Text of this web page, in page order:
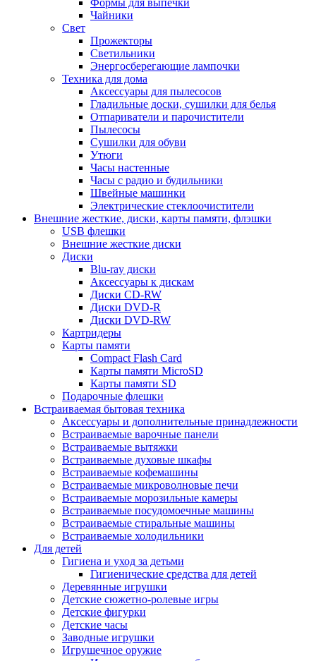
Формы для выпечки
Чайники
Свет
Прожекторы
Светильники
Энергосберегающие лампочки
Техника для дома
Аксессуары для пылесосов
Гладильные доски, сушилки для белья
Отпариватели и парочистители
Пылесосы
Сушилки для обуви
Утюги
Часы настенные
Часы с радио и будильники
Швейные машинки
Электрические стеклоочистители
Внешние жесткие, диски, карты памяти, флэшки
USB флешки
Внешние жесткие диски
Диски
Blu-ray диски
Аксессуары к дискам
Диски CD-RW
Диски DVD-R
Диски DVD-RW
Картридеры
Карты памяти
Compact Flash Card
Карты памяти MicroSD
Карты памяти SD
Подарочные флешки
Встраиваемая бытовая техника
Аксессуары и дополнительные принадлежности
Встраиваемые варочные панели
Встраиваемые вытяжки
Встраиваемые духовые шкафы
Встраиваемые кофемашины
Встраиваемые микроволновые печи
Встраиваемые морозильные камеры
Встраиваемые посудомоечные машины
Встраиваемые стиральные машины
Встраиваемые холодильники
Для детей
Гигиена и уход за детьми
Гигиенические средства для детей
Деревянные игрушки
Детские сюжетно-ролевые игры
Детские фигурки
Детские часы
Заводные игрушки
Игрушечное оружие